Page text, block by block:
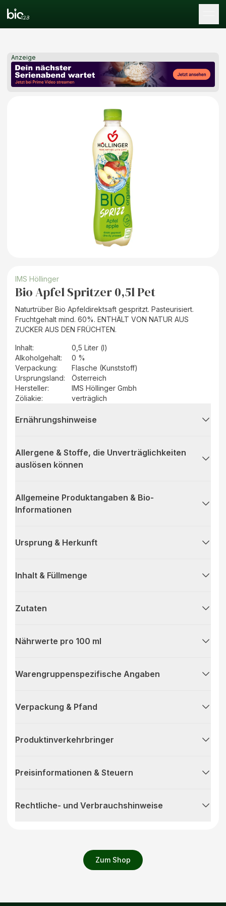
Anzeige
Zum Shop
IMS Höllinger
Bio Apfel Spritzer 0,5l Pet
Naturtrüber Bio Apfeldirektsaft gespritzt. Pasteurisiert.
Fruchtgehalt mind. 60%. ENTHÄLT VON NATUR AUS
ZUCKER AUS DEN FRÜCHTEN.
Inhalt:
0,5 Liter (l)
Alkoholgehalt:
0 %
Verpackung:
Flasche (Kunststoff)
Ursprungsland:
Österreich
Hersteller:
IMS Höllinger Gmbh
Zöliakie:
verträglich
Ernährungshinweise
Allergene & Stoffe, die Unverträglichkeiten
auslösen können
Allgemeine Produktangaben & Bio-
Informationen
Ursprung & Herkunft
Inhalt & Füllmenge
Zutaten
Nährwerte pro 100 ml
Warengruppenspezifische Angaben
Verpackung & Pfand
Produktinverkehrbringer
Preisinformationen & Steuern
Rechtliche- und Verbrauchshinweise